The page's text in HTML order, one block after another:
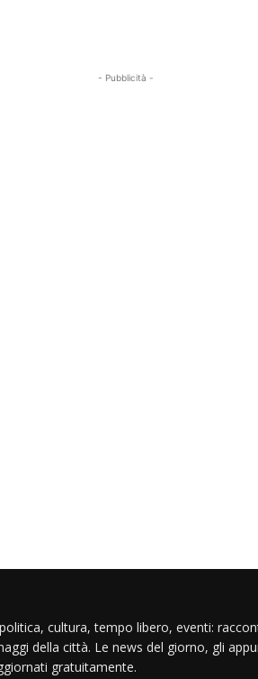
- Pubblicità -
cultura, tempo libero, eventi:
della città. Le news del giorno, gli
gratuitamente.